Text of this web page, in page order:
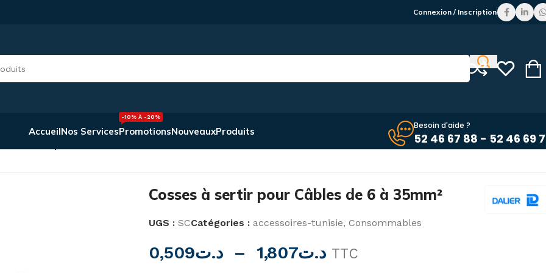
Connexion / Inscription
AccueilNos ServicesPromotions
-10% À -20%
NouveauxProduits Besoin d'aide ?
52 46 67 88 - 52 46 69
Cosses à sertir pour Câbles de 6 à 35mm²
UGS : SCCatégories : accessoires-tunisie, Consommables
د.ت0,509 – د.ت1,807 TTC